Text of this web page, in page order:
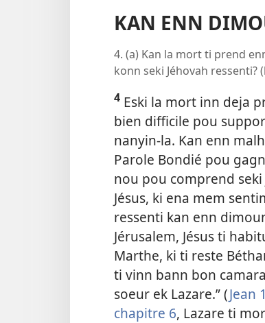
KAN ENN
4. (a) Kan la mort ti prend
konn seki Jéhovah ressenti?
4 Eski la mort inn deja
bien difficile pou
nanyin-la. Kan enn
Parole Bondié pou
nou pou comprend seki
Jésus, ki ena mem
ressenti kan enn
Jérusalem, Jésus ti
Marthe, ki ti reste
ti vinn bann bon
soeur ek Lazare.” (Jean
chapitre 6, Lazare ti